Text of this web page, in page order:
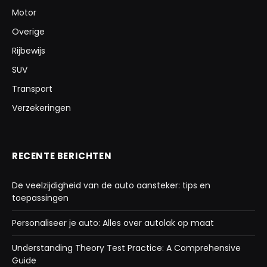
Motor
Overige
Rijbewijs
SUV
Transport
Verzekeringen
RECENTE BERICHTEN
De veelzijdigheid van de auto aansteker: tips en
toepassingen
Personaliseer je auto: Alles over autolak op maat
Understanding Theory Test Practice: A Comprehensive
Guide